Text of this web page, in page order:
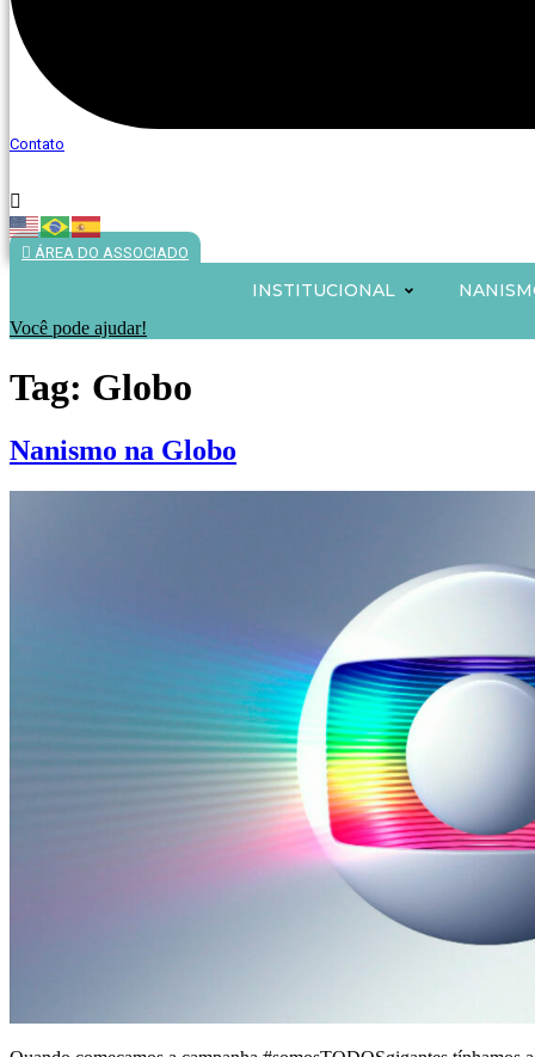
Contato
ÁREA DO ASSOCIADO
INSTITUCIONAL
Você pode ajudar!
Tag: Globo
Nanismo na Globo